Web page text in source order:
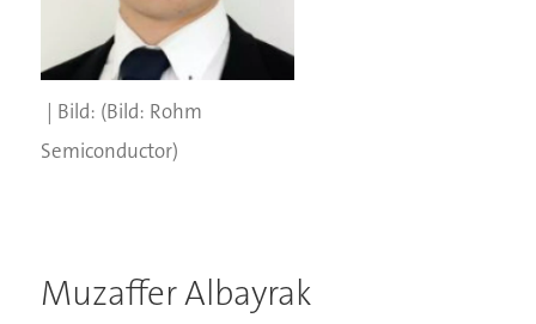
(Bild: Rohm
Semiconductor)
Muzaffer Albayrak